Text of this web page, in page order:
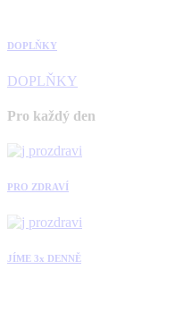
DOPLŇKY
DOPLŇKY
Pro každý den
PRO ZDRAVÍ
JÍME 3x DENNĚ